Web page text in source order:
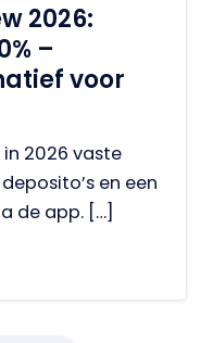
2026:
–
voor
2026 vaste
en een
de app. […]